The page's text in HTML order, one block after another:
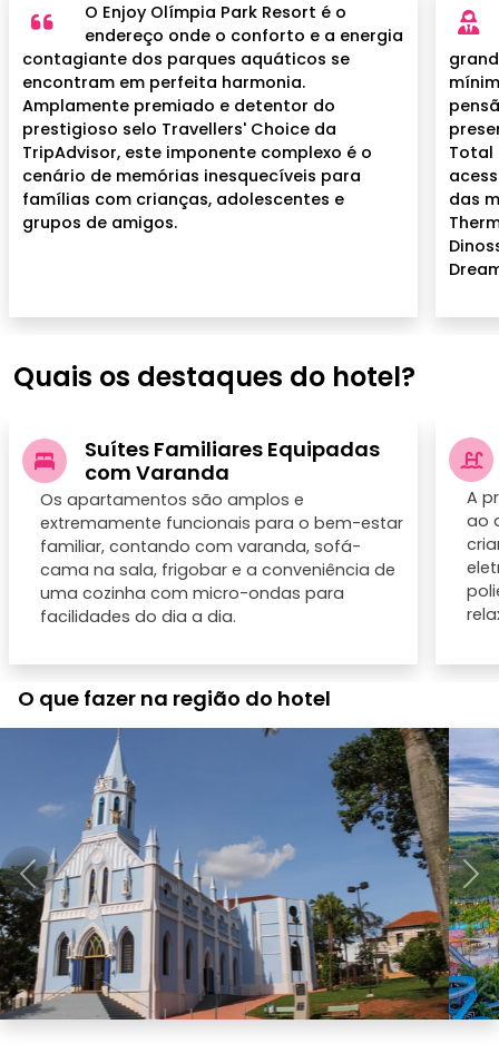
O Enjoy Olímpia Park Resort é o
endereço onde o conforto e a energia
contagiante dos parques aquáticos se
encontram em perfeita harmonia.
Amplamente premiado e detentor do
prestigioso selo Travellers' Choice da
TripAdvisor, este imponente complexo é o
cenário de memórias inesquecíveis para
famílias com crianças, adolescentes e
grupos de amigos.
Total
das
Quais os destaques do hotel?
Suítes Familiares Equipadas
com Varanda
Os apartamentos são amplos e
extremamente funcionais para o bem-estar
familiar, contando com varanda, sofá-
cama na sala, frigobar e a conveniência de
uma cozinha com micro-ondas para
facilidades do dia a dia.
A
ao
O que fazer na região do hotel
Anterior